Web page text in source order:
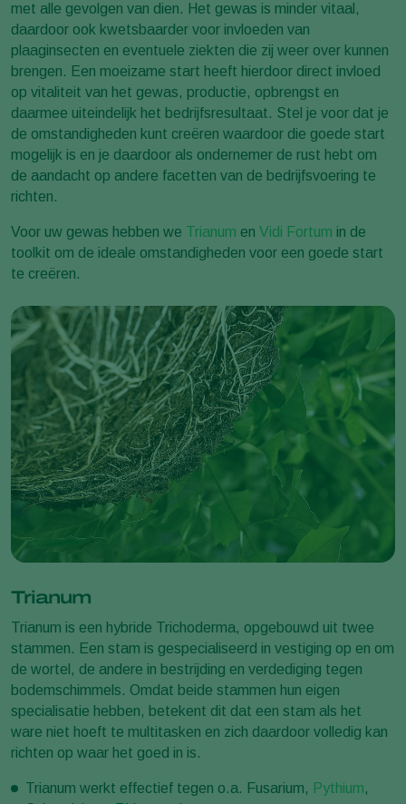
met alle gevolgen van dien. Het gewas is minder vitaal,
daardoor ook kwetsbaarder voor invloeden van
plaaginsecten en eventuele ziekten die zij weer over kunnen
brengen. Een moeizame start heeft hierdoor direct invloed
op vitaliteit van het gewas, productie, opbrengst en
daarmee uiteindelijk het bedrijfsresultaat. Stel je voor dat je
de omstandigheden kunt creëren waardoor die goede start
mogelijk is en je daardoor als ondernemer de rust hebt om
de aandacht op andere facetten van de bedrijfsvoering te
richten.
Voor uw gewas hebben we Trianum en Vidi Fortum in de
toolkit om de ideale omstandigheden voor een goede start
te creëren.
Trianum
Trianum is een hybride Trichoderma, opgebouwd uit twee
stammen. Een stam is gespecialiseerd in vestiging op en om
de wortel, de andere in bestrijding en verdediging tegen
bodemschimmels. Omdat beide stammen hun eigen
specialisatie hebben, betekent dit dat een stam als het
ware niet hoeft te multitasken en zich daardoor volledig kan
richten op waar het goed in is.
Trianum werkt effectief tegen o.a. Fusarium, Pythium,